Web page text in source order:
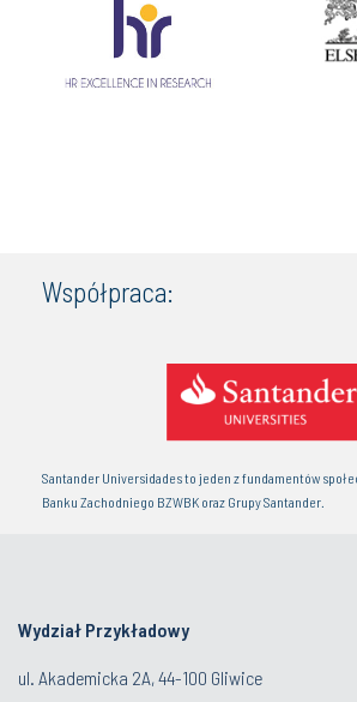
Współpraca:
Santander Universidades to jeden z fundamentów
Banku Zachodniego BZWBK oraz Grupy Santander.
Wydział Przykładowy
ul. Akademicka 2A, 44-100 Gliwice